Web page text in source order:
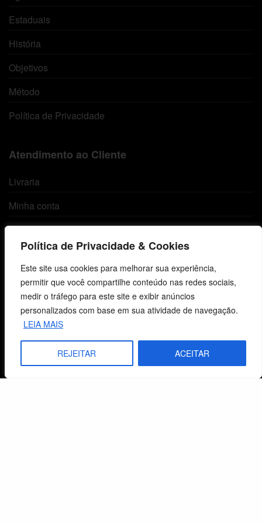
Política de Privacidade & Cookies
Este site usa cookies para melhorar sua experiência,
permitir que você compartilhe conteúdo nas redes sociais,
medir o tráfego para este site e exibir anúncios
personalizados com base em sua atividade de navegação.
LEIA MAIS
REJEITAR ACEITAR
Estaduais
História
Objetivos
Método
Política de Privacidade
Atendimento ao Cliente
Livraria
Minha conta
Carrinho
Lista de Desejos
Termos e Condições
Centro de Estudos Bíblicos
CNPJ: 29.832.607/0001-10
São Leopoldo, RS, Brasil